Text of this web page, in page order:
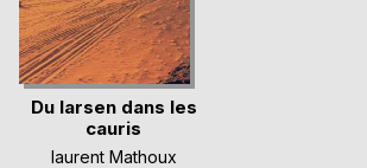
Du larsen dans les
cauris
laurent Mathoux